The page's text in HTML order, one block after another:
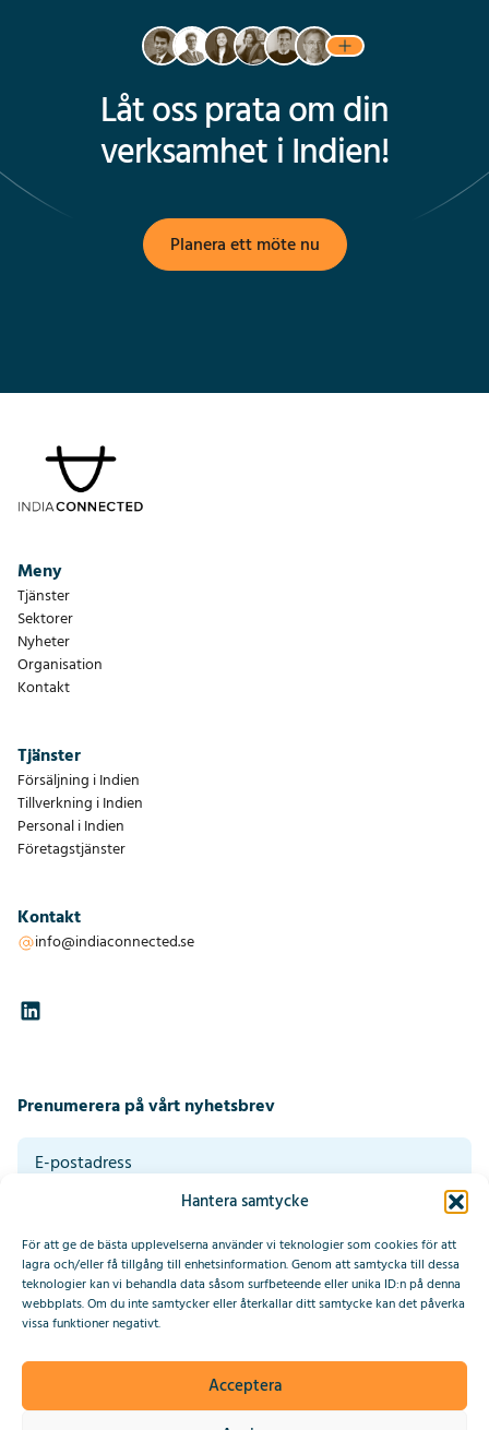
Hantera samtycke
För att ge de bästa upplevelserna använder vi teknologier som cookies för att
lagra och/eller få tillgång till enhetsinformation. Genom att samtycka till dessa
teknologier kan vi behandla data såsom surfbeteende eller unika ID:n på denna
webbplats. Om du inte samtycker eller återkallar ditt samtycke kan det påverka
vissa funktioner negativt.
Acceptera
Låt oss prata om din
verksamhet i Indien!
Planera ett möte nu
Meny
Tjänster
Sektorer
Nyheter
Organisation
Kontakt
Tjänster
Försäljning i Indien
Tillverkning i Indien
Personal i Indien
Företagstjänster
Kontakt
info@indiaconnected.se
Prenumerera på vårt nyhetsbrev
integritetspolicy längst ner på denna sida.*
Prenumerera
This site is protected by reCAPTCHA and the GooglePrivacy Policy
andTerms of Serviceapply.